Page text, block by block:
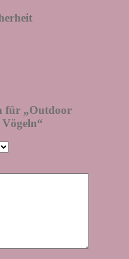
für „Outdoor
Vögeln“